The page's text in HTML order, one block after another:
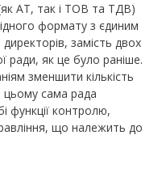
АТ, так і ТОВ та ТДВ)
формату з єдиним
замість двох
ради, як це було раніше.
зменшити кількість
цьому сама рада
функції контролю,
що належить до